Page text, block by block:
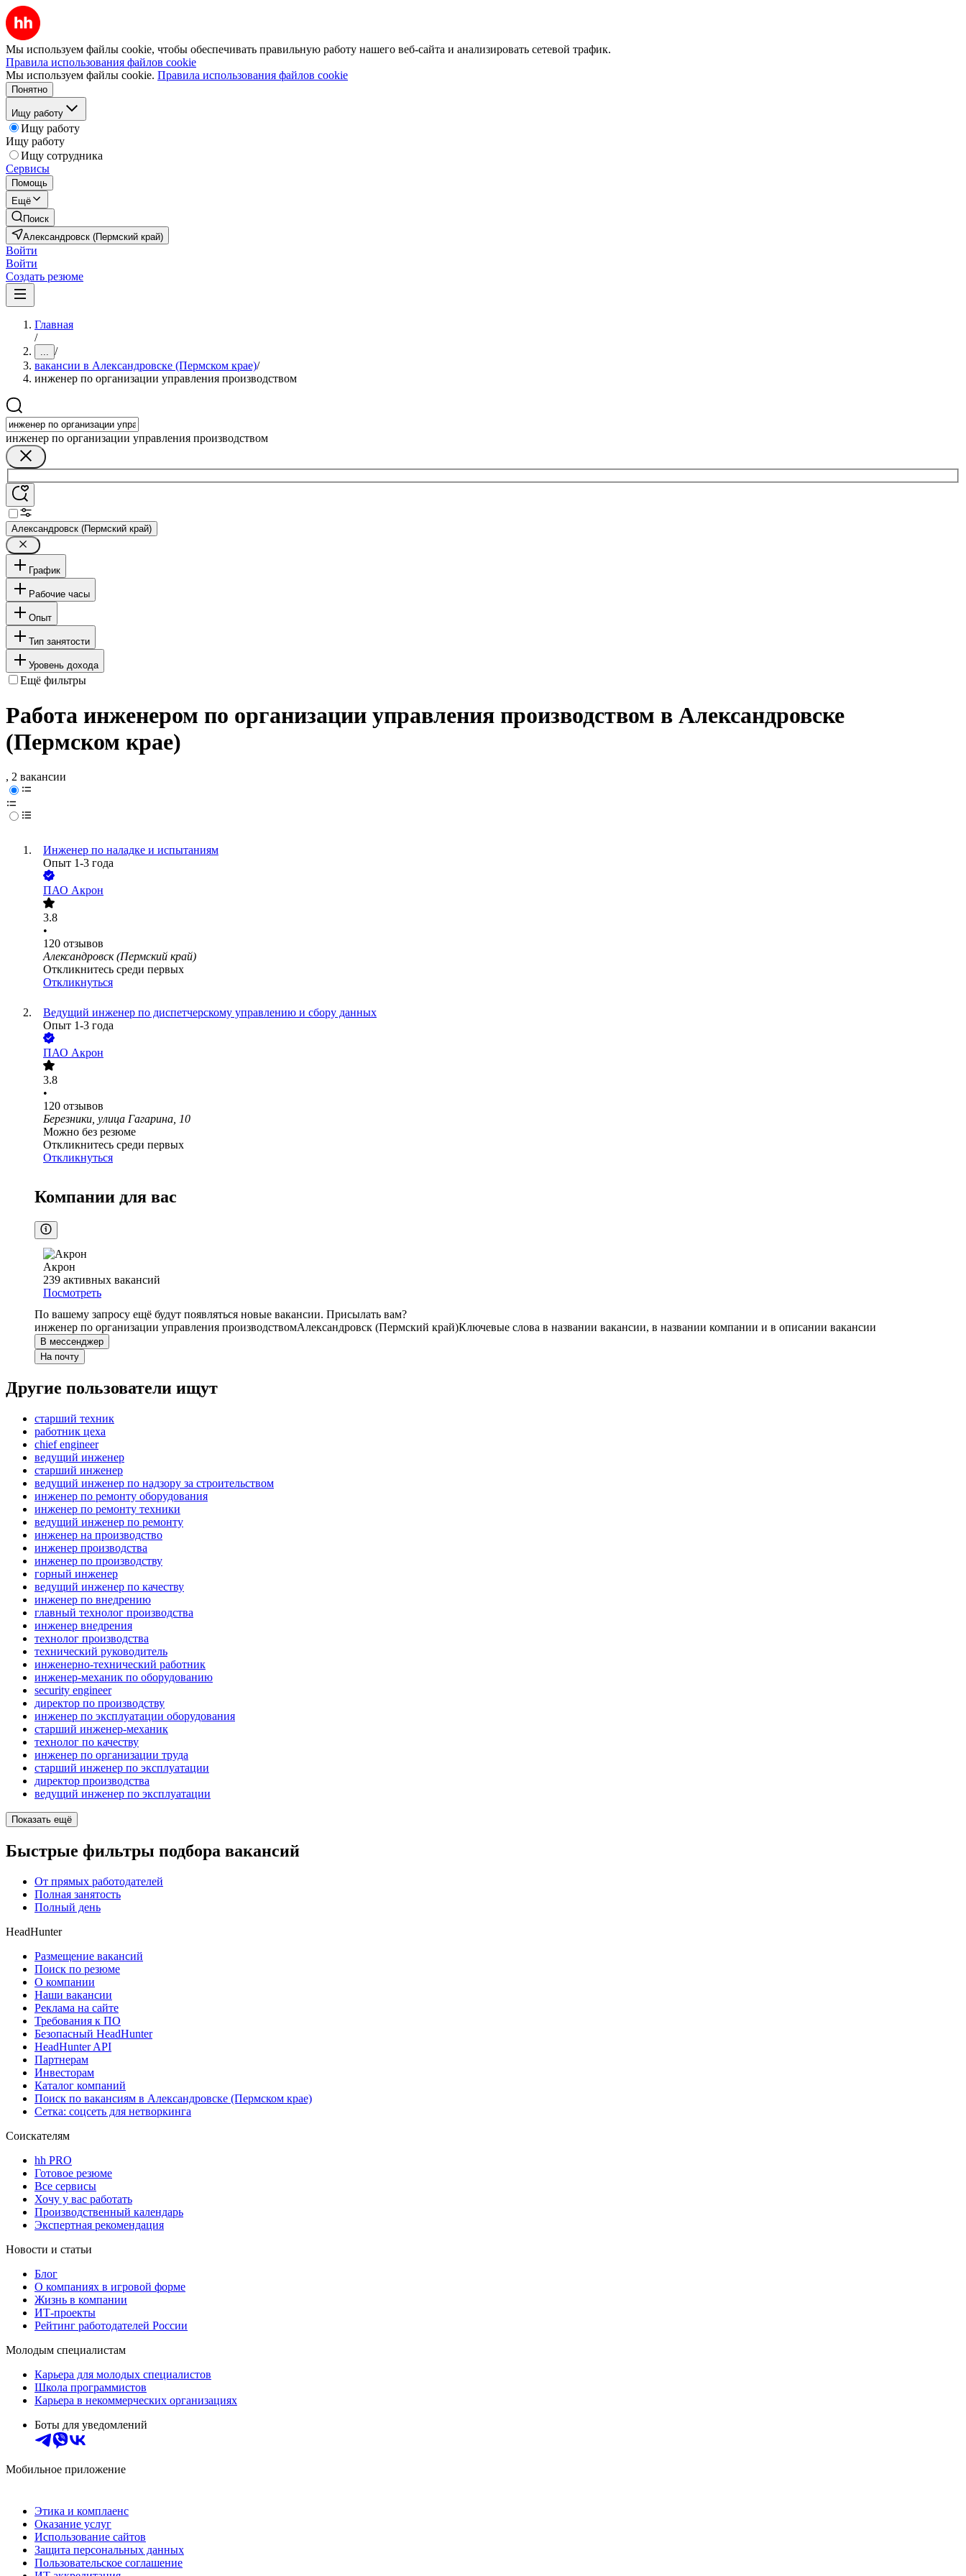
Мы используем файлы cookie, чтобы обеспечивать правильную работу нашего веб-сайта и анализировать сетевой трафик.
Правила использования файлов cookie
Мы используем файлы cookie. Правила использования файлов cookie
Понятно
Ищу работу
Ищу работу
Ищу работу
Ищу сотрудника
Сервисы
Помощь
Ещё
Поиск
Александровск (Пермский край)
Войти
Войти
Создать резюме
Главная
/
... /
вакансии в Александровске (Пермском крае)/
инженер по организации управления производством
инженер по организации управления производством
Александровск (Пермский край)
График
Рабочие часы
Опыт
Тип занятости
Уровень дохода
Ещё фильтры
Работа инженером по организации управления производством в Александровске
(Пермском крае)
, 2 вакансии
Инженер по наладке и испытаниям
Опыт 1-3 года
ПАО Акрон
3.8
•
120 отзывов
Александровск (Пермский край)
Откликнитесь среди первых
Откликнуться
Ведущий инженер по диспетчерскому управлению и сбору данных
Опыт 1-3 года
ПАО Акрон
3.8
•
120 отзывов
Березники, улица Гагарина, 10
Можно без резюме
Откликнитесь среди первых
Откликнуться
Компании для вас
Акрон
239 активных вакансий
Посмотреть
По вашему запросу ещё будут появляться новые вакансии. Присылать вам?
инженер по организации управления производствомАлександровск (Пермский край)Ключевые слова в названии вакансии, в названии компании и в описании вакансии
В мессенджер
На почту
Другие пользователи ищут
старший техник
работник цеха
chief engineer
ведущий инженер
старший инженер
ведущий инженер по надзору за строительством
инженер по ремонту оборудования
инженер по ремонту техники
ведущий инженер по ремонту
инженер на производство
инженер производства
инженер по производству
горный инженер
ведущий инженер по качеству
инженер по внедрению
главный технолог производства
инженер внедрения
технолог производства
технический руководитель
инженерно-технический работник
инженер-механик по оборудованию
security engineer
директор по производству
инженер по эксплуатации оборудования
старший инженер-механик
технолог по качеству
инженер по организации труда
старший инженер по эксплуатации
директор производства
ведущий инженер по эксплуатации
Показать ещё
Быстрые фильтры подбора вакансий
От прямых работодателей
Полная занятость
Полный день
HeadHunter
Размещение вакансий
Поиск по резюме
О компании
Наши вакансии
Реклама на сайте
Требования к ПО
Безопасный HeadHunter
HeadHunter API
Партнерам
Инвесторам
Каталог компаний
Поиск по вакансиям в Александровске (Пермском крае)
Сетка: соцсеть для нетворкинга
Соискателям
hh PRO
Готовое резюме
Все сервисы
Хочу у вас работать
Производственный календарь
Экспертная рекомендация
Новости и статьи
Блог
О компаниях в игровой форме
Жизнь в компании
ИТ-проекты
Рейтинг работодателей России
Молодым специалистам
Карьера для молодых специалистов
Школа программистов
Карьера в некоммерческих организациях
Боты для уведомлений
Мобильное приложение
Этика и комплаенс
Оказание услуг
Использование сайтов
Защита персональных данных
Пользовательское соглашение